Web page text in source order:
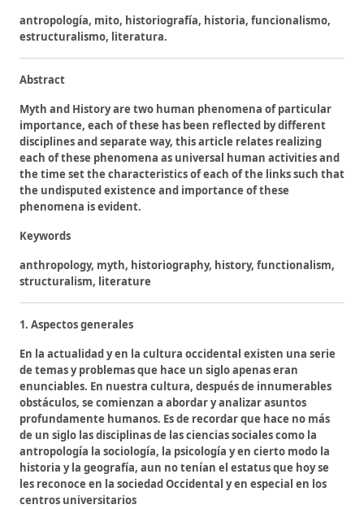
antropología, mito, historiografía, historia, funcionalismo,
estructuralismo, literatura.
Abstract
Myth and History are two human phenomena of particular
importance, each of these has been reflected by different
disciplines and separate way, this article relates realizing
each of these phenomena as universal human activities and
the time set the characteristics of each of the links such that
the undisputed existence and importance of these
phenomena is evident.
Keywords
anthropology, myth, historiography, history, functionalism,
structuralism, literature
1. Aspectos generales
En la actualidad y en la cultura occidental existen una serie
de temas y problemas que hace un siglo apenas eran
enunciables. En nuestra cultura, después de innumerables
obstáculos, se comienzan a abordar y analizar asuntos
profundamente humanos. Es de recordar que hace no más
de un siglo las disciplinas de las ciencias sociales como la
antropología la sociología, la psicología y en cierto modo la
historia y la geografía, aun no tenían el estatus que hoy se
les reconoce en la sociedad Occidental y en especial en los
centros universitarios